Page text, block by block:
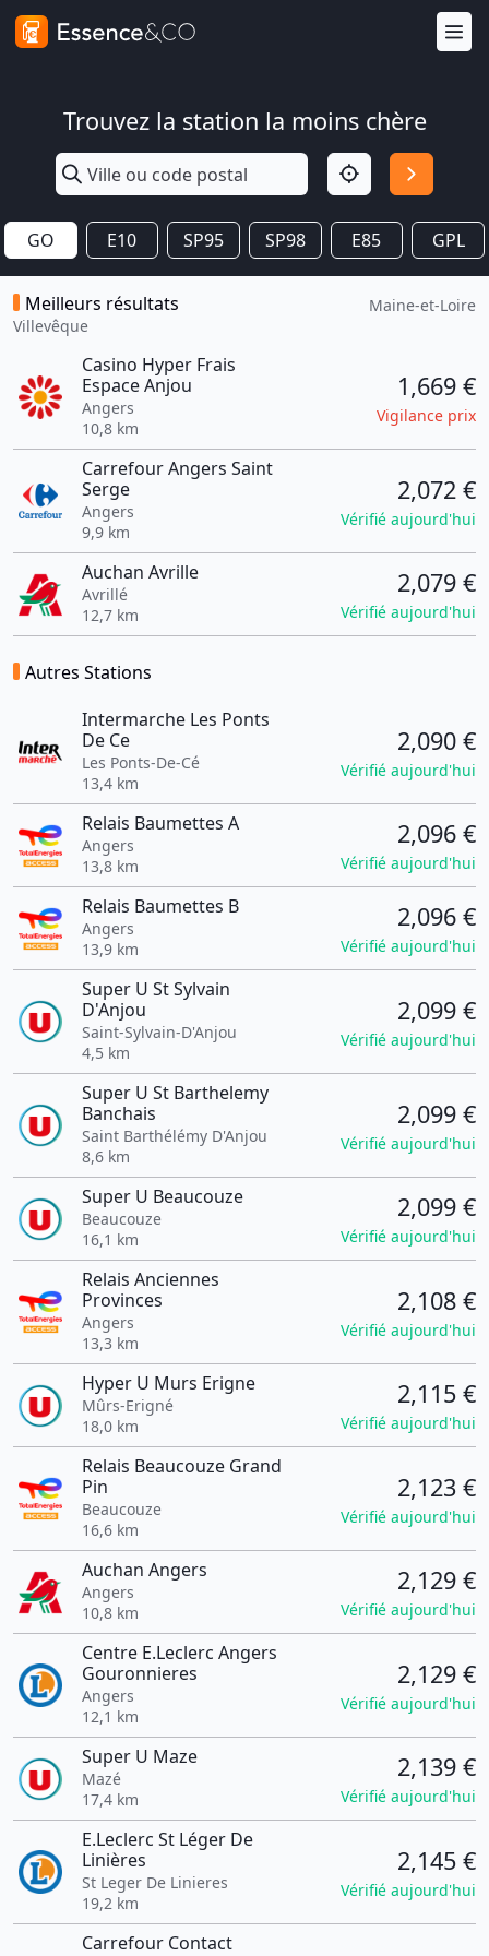
Trouvez la station la moins chère
GO E10 SP95 SP98 E85 GPL
Meilleurs résultats
Villevêque
Maine-et-Loire
Casino Hyper Frais
Espace Anjou
Angers
10,8 km
1,669 €
Vigilance prix
Carrefour Angers Saint
Serge
Angers
9,9 km
2,072 €
Vérifié aujourd'hui
Auchan Avrille
Avrillé
12,7 km
2,079 €
Vérifié aujourd'hui
Autres Stations
Intermarche Les Ponts
De Ce
Les Ponts-De-Cé
13,4 km
2,090 €
Vérifié aujourd'hui
Relais Baumettes A
Angers
13,8 km
2,096 €
Vérifié aujourd'hui
Relais Baumettes B
Angers
13,9 km
2,096 €
Vérifié aujourd'hui
Super U St Sylvain
D'Anjou
Saint-Sylvain-D'Anjou
4,5 km
2,099 €
Vérifié aujourd'hui
Super U St Barthelemy
Banchais
Saint Barthélémy D'Anjou
8,6 km
2,099 €
Vérifié aujourd'hui
Super U Beaucouze
Beaucouze
16,1 km
2,099 €
Vérifié aujourd'hui
Relais Anciennes
Provinces
Angers
13,3 km
2,108 €
Vérifié aujourd'hui
Hyper U Murs Erigne
Mûrs-Erigné
18,0 km
2,115 €
Vérifié aujourd'hui
Relais Beaucouze Grand
Pin
Beaucouze
16,6 km
2,123 €
Vérifié aujourd'hui
Auchan Angers
Angers
10,8 km
2,129 €
Vérifié aujourd'hui
Centre E.Leclerc Angers
Gouronnieres
Angers
12,1 km
2,129 €
Vérifié aujourd'hui
Super U Maze
Mazé
17,4 km
2,139 €
Vérifié aujourd'hui
E.Leclerc St Léger De
Linières
St Leger De Linieres
19,2 km
2,145 €
Vérifié aujourd'hui
Carrefour Contact